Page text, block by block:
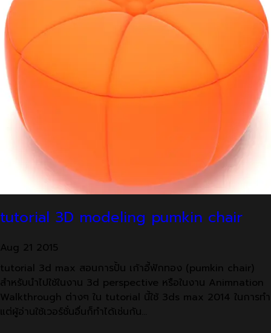
tutorial 3D modeling pumkin chair
Aug 21 2015
tutorial 3d max สอนการปั้น เก้าอี้ฟักทอง (pumkin chair)
สำหรับนำไปใช้ในงาน 3d perspective หรือในงาน Animnation
Walkthrough ต่างๆ ใน tutorial นี้ใช้ 3ds max 2014 ในการทำ
แต่ผู้อ่านใช้เวอร์ชั่นอื่นก็ทำได้เช่นกัน…